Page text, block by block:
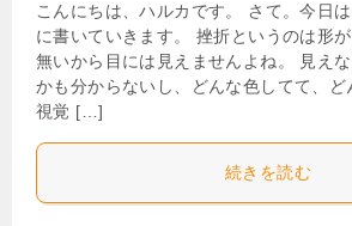
こんにちは、ハルカです。 さて。今日
に書いていきます。 挫折というのは形
無いから目には見えませんよね。 見え
かも分からないし、どんな色してて、ど
視覚 […]
続きを読む